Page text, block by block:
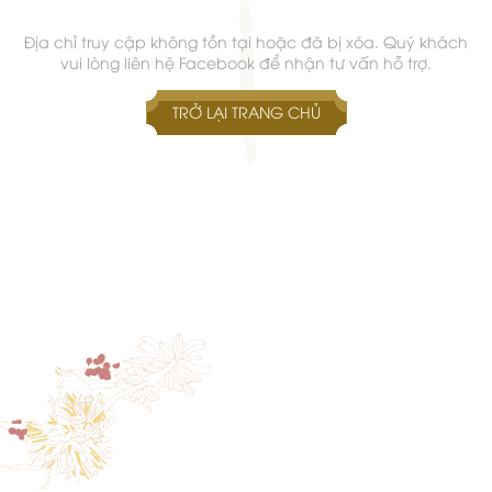
Địa chỉ truy cập không tồn tại hoặc đã bị xóa. Quý khách
vui lòng liên hệ Facebook để nhận tư vấn hỗ trợ.
TRỞ LẠI TRANG CHỦ